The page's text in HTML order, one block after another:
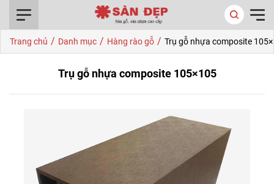
Trang chủ / Danh mục / Hàng rào gỗ / Trụ gỗ nhựa composite
Trụ gỗ nhựa composite 105×105